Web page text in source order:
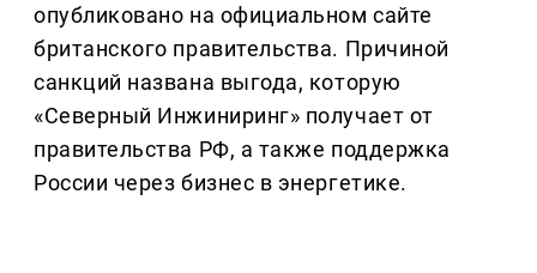
опубликовано на официальном сайте
британского правительства. Причиной
санкций названа выгода, которую
«Северный Инжиниринг» получает от
правительства РФ, а также поддержка
России через бизнес в энергетике.